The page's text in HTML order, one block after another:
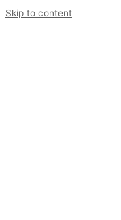
Skip to content